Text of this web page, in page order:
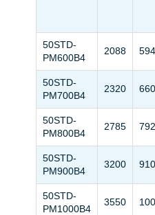
50STD-
PM600B4
2088 594
50STD-
PM700B4
2320 660
50STD-
PM800B4
2785 792
50STD-
PM900B4
3200 910
50STD-
PM1000B4
3550